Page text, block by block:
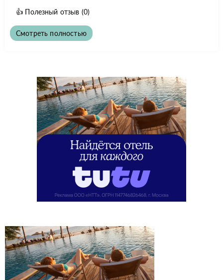
👍 Полезный отзыв (0)
Смотреть полностью